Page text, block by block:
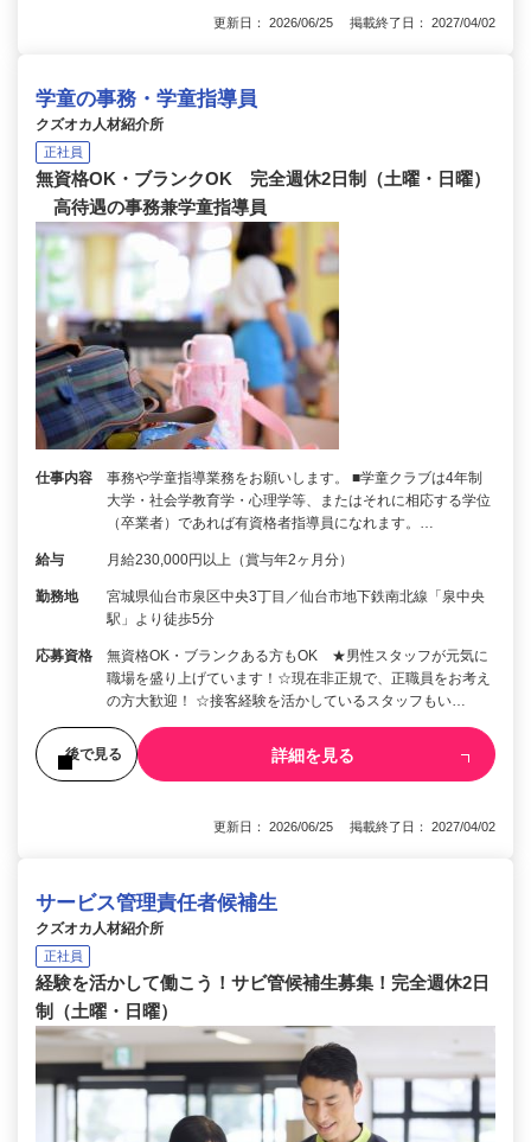
更新日： 2026/06/25 掲載終了日： 2027/04/02
学童の事務・学童指導員
クズオカ人材紹介所
正社員
無資格OK・ブランクOK 完全週休2日制（土曜・日曜）
高待遇の事務兼学童指導員
仕事内容
事務や学童指導業務をお願いします。 ■学童クラブは4年制
大学・社会学教育学・心理学等、またはそれに相応する学位
（卒業者）であれば有資格者指導員になれます。…
給与 月給230,000円以上（賞与年2ヶ月分）
勤務地
宮城県仙台市泉区中央3丁目／仙台市地下鉄南北線「泉中央
駅」より徒歩5分
応募資格
無資格OK・ブランクある方もOK ★男性スタッフが元気に
職場を盛り上げています！☆現在非正規で、正職員をお考え
の方大歓迎！ ☆接客経験を活かしているスタッフもい…
後で見る 詳細を見る
更新日： 2026/06/25 掲載終了日： 2027/04/02
サービス管理責任者候補生
クズオカ人材紹介所
正社員
経験を活かして働こう！サビ管候補生募集！完全週休2日
制（土曜・日曜）